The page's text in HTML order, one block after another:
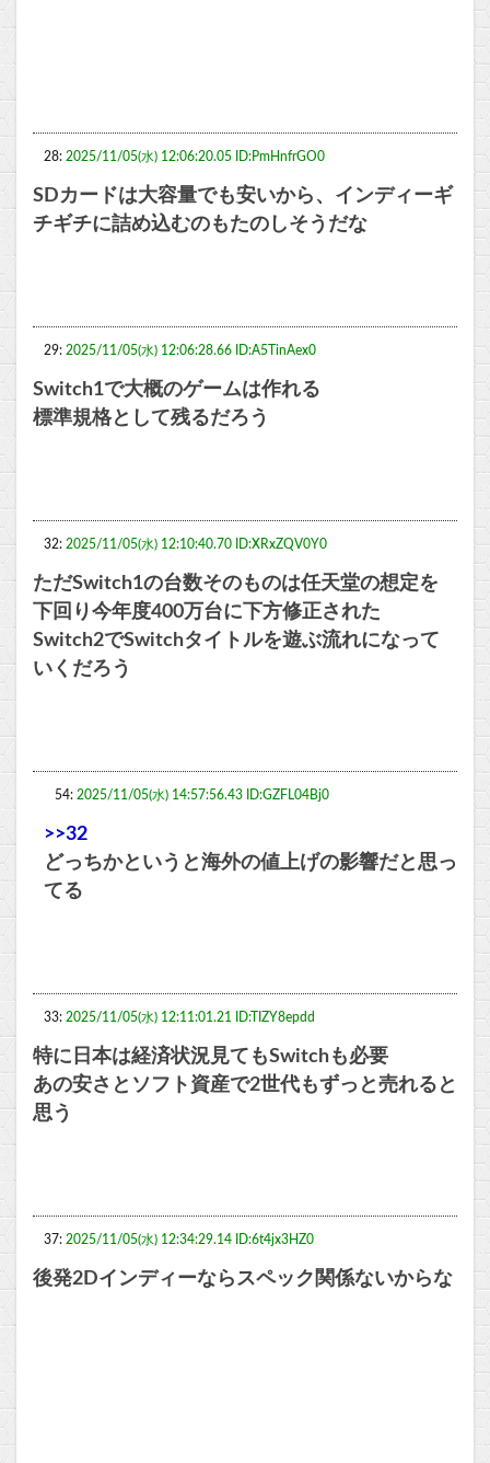
28: 2025/11/05(水) 12:06:20.05 ID:PmHnfrGO0
SDカードは大容量でも安いから、インディーギ
チギチに詰め込むのもたのしそうだな
29: 2025/11/05(水) 12:06:28.66 ID:A5TinAex0
Switch1で大概のゲームは作れる
標準規格として残るだろう
32: 2025/11/05(水) 12:10:40.70 ID:XRxZQV0Y0
ただSwitch1の台数そのものは任天堂の想定を
下回り今年度400万台に下方修正された
Switch2でSwitchタイトルを遊ぶ流れになって
いくだろう
54: 2025/11/05(水) 14:57:56.43 ID:GZFL04Bj0
>>32
どっちかというと海外の値上げの影響だと思っ
てる
33: 2025/11/05(水) 12:11:01.21 ID:TIZY8epdd
特に日本は経済状況見てもSwitchも必要
あの安さとソフト資産で2世代もずっと売れると
思う
37: 2025/11/05(水) 12:34:29.14 ID:6t4jx3HZ0
後発2Dインディーならスペック関係ないからな